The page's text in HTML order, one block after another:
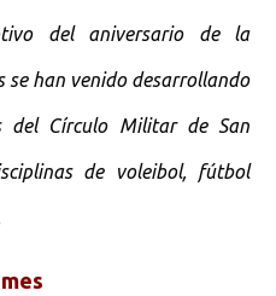
del aniversario de la
se han venido desarrollando
del Círculo Militar de San
de voleibol, fútbol